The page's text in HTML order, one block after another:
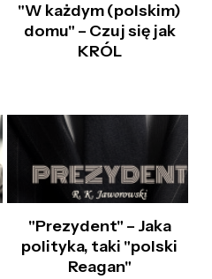
"W każdym (polskim)
domu" – Czuj się jak
KRÓL
"Prezydent" – Jaka
polityka, taki "polski
Reagan"